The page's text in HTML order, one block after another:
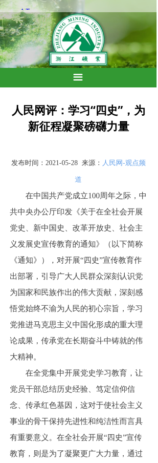
끀
人民网评：学习“四史”，为
新征程凝聚磅礴力量
发布时间： 2021-05-28 来源： 人民网 -观点频
道
在中国共产党成立100周年之际，中
共中央办公厅印发《关于在全社会开展
党史、新中国史、改革开放史、社会主
义发展史宣传教育的通知》（以下简称
《通知》），对开展“四史”宣传教育作
出部署，引导广大人民群众深刻认识党
为国家和民族作出的伟大贡献，深刻感
悟党始终不渝为人民的初心宗旨，学习
党推进马克思主义中国化形成的重大理
论成果，传承党在长期奋斗中铸就的伟
大精神。
在全党集中开展党史学习教育，让
党员干部总结历史经验、笃定信仰信
念、传承红色基因，这对于使社会主义
事业的骨干保持先进性和纯洁性而言具
有重要意义。在全社会开展“四史”宣传
教育，则是为了凝聚更广大力量，通过